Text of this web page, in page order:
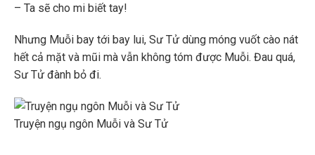
– Ta sẽ cho mi biết tay!
Nhưng Muỗi bay tới bay lui, Sư Tử dùng móng vuốt cào nát
hết cả mặt và mũi mà vẫn không tóm được Muỗi. Đau quá,
Sư Tử đành bỏ đi.
Truyện ngụ ngôn Muỗi và Sư Tử